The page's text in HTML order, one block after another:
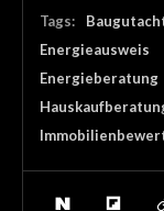
Tags:
Energieausweis
Energieberatung